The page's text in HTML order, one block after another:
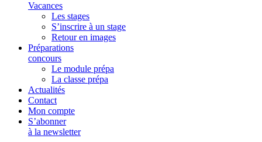
Vacances
Les stages
S’inscrire à un stage
Retour en images
Préparations
concours
Le module prépa
La classe prépa
Actualités
Contact
Mon compte
S’abonner
à la newsletter